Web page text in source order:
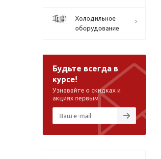
Холодильное
оборудование
Будьте всегда в
курсе!
Узнавайте о скидках и
акциях первым